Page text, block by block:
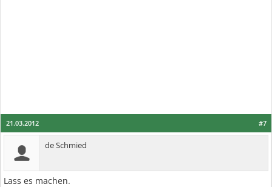
#7
21.03.2012
de Schmied
Lass es machen.